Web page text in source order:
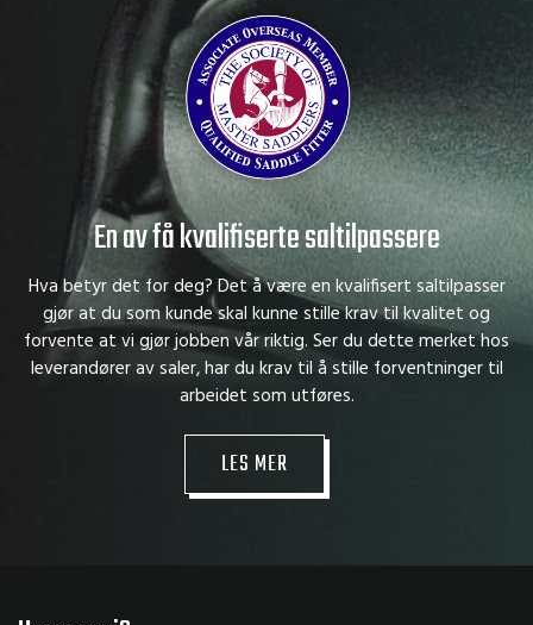
En av få kvalifiserte saltilpassere
Hva betyr det for deg? Det å være en kvalifisert saltilpasser
gjør at du som kunde skal kunne stille krav til kvalitet og
forvente at vi gjør jobben vår riktig. Ser du dette merket hos
leverandører av saler, har du krav til å stille forventninger til
arbeidet som utføres.
LES MER